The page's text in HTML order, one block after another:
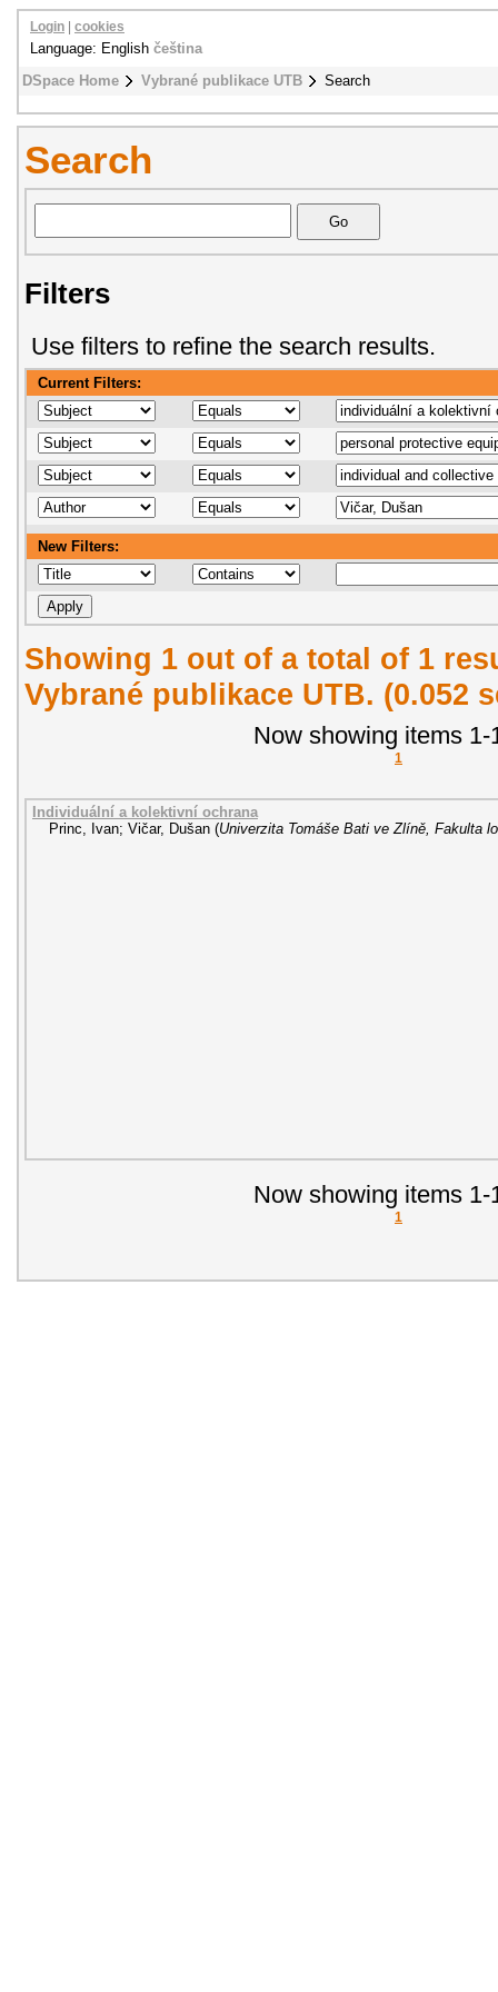
DSpace Home Vybrané publikace UTB Search
Login cookies
Language: English čeština
Search
Filters
Use filters to refine the search results.
Current Filters:
New Filters:
Showing 1 out of a total of 1
Vybrané publikace UTB. (0.052
Now showing items 1-
1
Individuální a kolektivní ochrana
Princ, Ivan; Vičar, Dušan (Univerzita Tomáše Bati ve Zlíně, Fakulta
Now showing items 1-
1